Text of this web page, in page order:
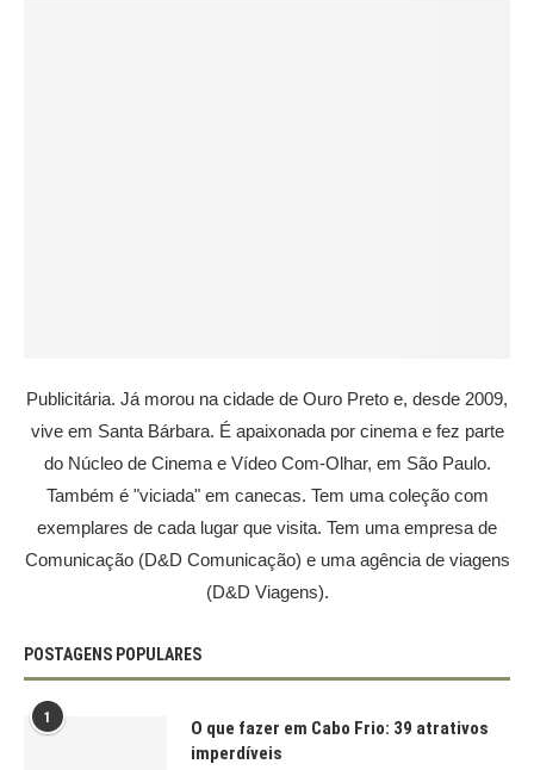
Publicitária. Já morou na cidade de Ouro Preto e, desde 2009,
vive em Santa Bárbara. É apaixonada por cinema e fez parte
do Núcleo de Cinema e Vídeo Com-Olhar, em São Paulo.
Também é "viciada" em canecas. Tem uma coleção com
exemplares de cada lugar que visita. Tem uma empresa de
Comunicação (D&D Comunicação) e uma agência de viagens
(D&D Viagens).
POSTAGENS POPULARES
1
O que fazer em Cabo Frio: 39 atrativos
imperdíveis